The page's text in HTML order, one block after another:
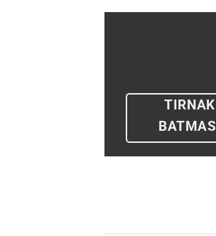
TIRNAK
BATMASI